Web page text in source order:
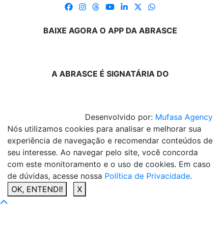
BAIXE AGORA O APP DA ABRASCE
A ABRASCE É SIGNATÁRIA DO
Desenvolvido por: Mufasa Agency
Nós utilizamos cookies para analisar e melhorar sua
experiência de navegação e recomendar conteúdos de
seu interesse. Ao navegar pelo site, você concorda
com este monitoramento e o uso de cookies. Em caso
de dúvidas, acesse nossa Política de Privacidade.
OK, ENTENDI!
X